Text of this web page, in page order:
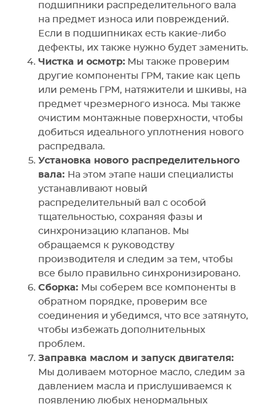
подшипники распределительного вала
на предмет износа или повреждений.
Если в подшипниках есть какие-либо
дефекты, их также нужно будет заменить.
Чистка и осмотр: Мы также проверим
другие компоненты ГРМ, такие как цепь
или ремень ГРМ, натяжители и шкивы, на
предмет чрезмерного износа. Мы также
очистим монтажные поверхности, чтобы
добиться идеального уплотнения нового
распредвала.
Установка нового распределительного
вала: На этом этапе наши специалисты
устанавливают новый
распределительный вал с особой
тщательностью, сохраняя фазы и
синхронизацию клапанов. Мы
обращаемся к руководству
производителя и следим за тем, чтобы
все было правильно синхронизировано.
Сборка: Мы соберем все компоненты в
обратном порядке, проверим все
соединения и убедимся, что все затянуто,
чтобы избежать дополнительных
проблем.
Заправка маслом и запуск двигателя:
Мы доливаем моторное масло, следим за
давлением масла и прислушиваемся к
появлению любых ненормальных